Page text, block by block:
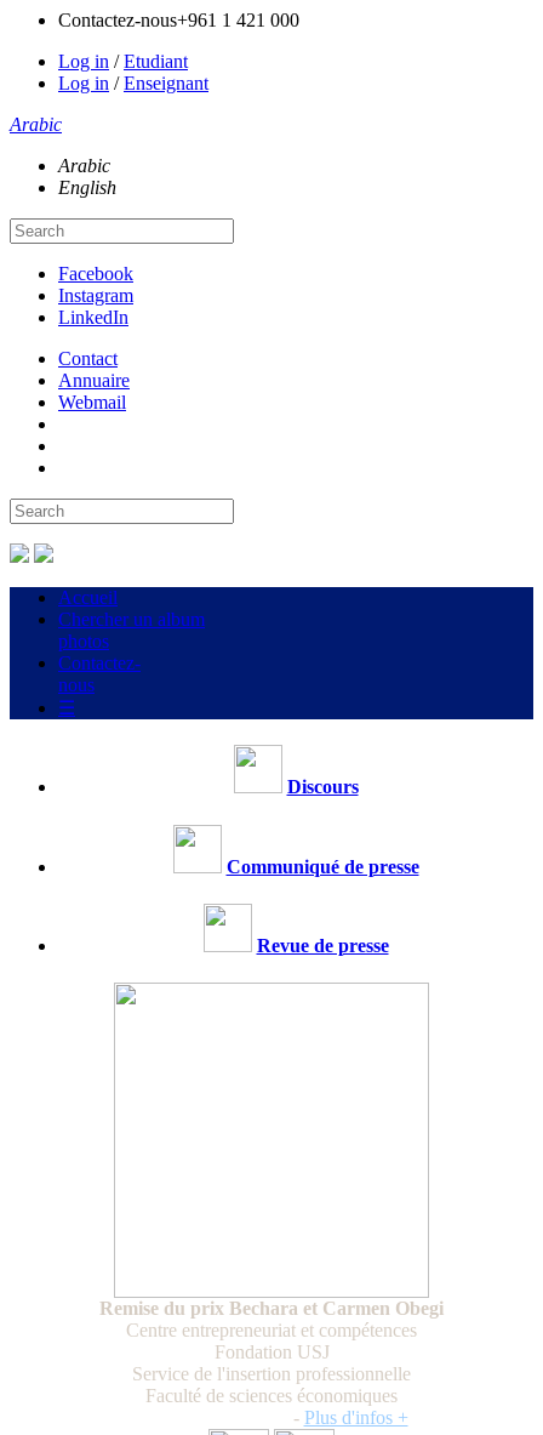
Contactez-nous+961 1 421 000
Log in /Etudiant
Log in /Enseignant
Arabic
Arabic
English
Facebook
Instagram
LinkedIn
Contact
Annuaire
Webmail
Accueil
Chercher un album
photos
Contactez-
nous
☰
Discours
Communiqué de presse
Revue de presse
Remise du prix Bechara et Carmen Obegi
Centre entrepreneuriat et compétences
Fondation USJ
Service de l'insertion professionnelle
Faculté de sciences économiques
- Plus d'infos +